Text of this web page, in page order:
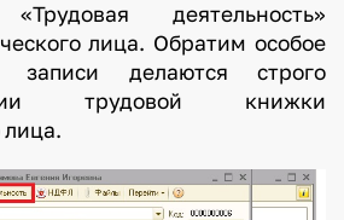
деятельность»
лица. Обратим особое
записи делаются строго
трудовой книжки
лица.